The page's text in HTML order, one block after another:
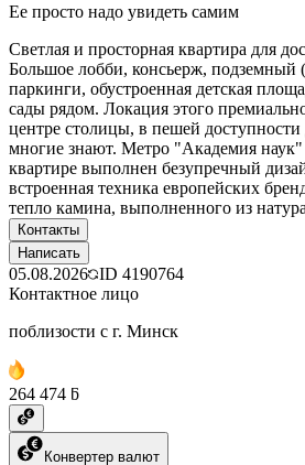
Ее просто надо увидеть самим
Светлая и просторная квартира для
Большое лобби, консьерж, подземный
паркинги, обустроенная детская
сады рядом. Локация этого
центре столицы, в пешей доступности
многие знают. Метро "Академия
квартире выполнен безупречный
встроенная техника европейских
тепло камина, выполненного из
Контакты
Написать
05.08.2026 ID 4190764
Контактное лицо
поблизости с г. Минск
264 474 ƃ
Конвертер валют